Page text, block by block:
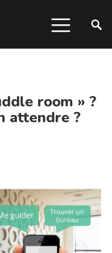
room » ?
attendre ?